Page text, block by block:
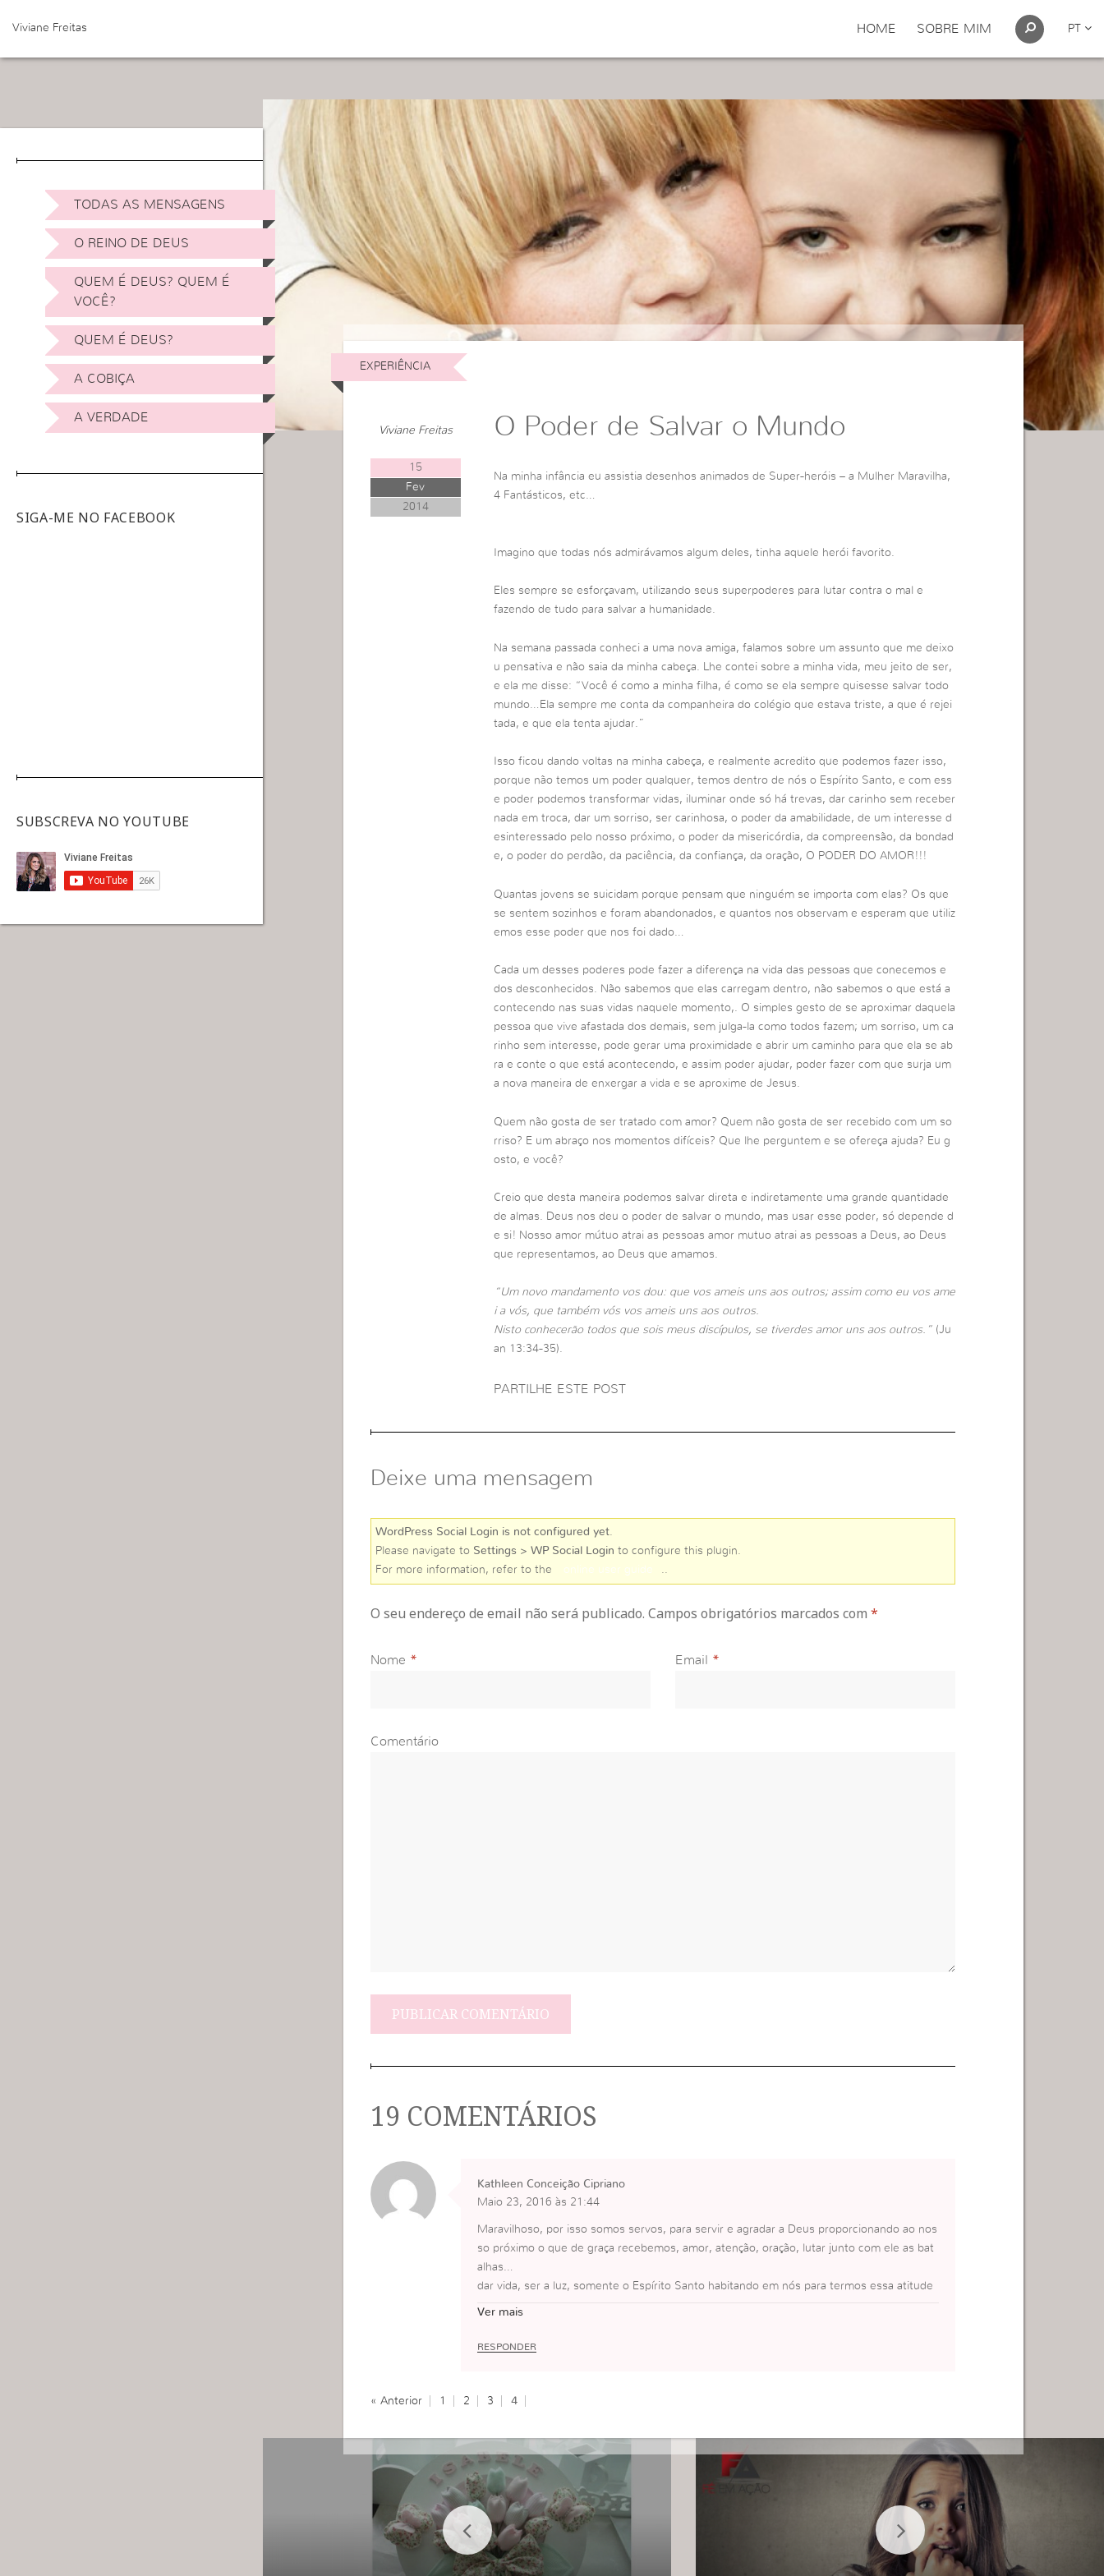
Viviane Freitas HOME SOBRE MIM PT
TODAS AS MENSAGENS
O REINO DE DEUS
QUEM É DEUS? QUEM É
VOCÊ?
QUEM É DEUS?
A COBIÇA
A VERDADE
SIGA-ME NO FACEBOOK
SUBSCREVA NO YOUTUBE
EXPERIÊNCIA
Viviane Freitas
15
Fev
2014
O Poder de Salvar o Mundo
Na minha infância eu assistia desenhos animados de Super-heróis – a Mulher Maravilha,
4 Fantásticos, etc…
Imagino que todas nós admirávamos algum deles, tinha aquele herói favorito.
Eles sempre se esforçavam, utilizando seus superpoderes para lutar contra o mal e
fazendo de tudo para salvar a humanidade.
Na semana passada conheci a uma nova amiga, falamos sobre um assunto que me deixo
u pensativa e não saia da minha cabeça. Lhe contei sobre a minha vida, meu jeito de ser,
e ela me disse: “Você é como a minha filha, é como se ela sempre quisesse salvar todo
mundo…Ela sempre me conta da companheira do colégio que estava triste, a que é rejei
tada, e que ela tenta ajudar.”
Isso ficou dando voltas na minha cabeça, e realmente acredito que podemos fazer isso,
porque não temos um poder qualquer, temos dentro de nós o Espírito Santo, e com ess
e poder podemos transformar vidas, iluminar onde só há trevas, dar carinho sem receber
nada em troca, dar um sorriso, ser carinhosa, o poder da amabilidade, de um interesse d
esinteressado pelo nosso próximo, o poder da misericórdia, da compreensão, da bondad
e, o poder do perdão, da paciência, da confiança, da oração, O PODER DO AMOR!!!
Quantas jovens se suicidam porque pensam que ninguém se importa com elas? Os que
se sentem sozinhos e foram abandonados, e quantos nos observam e esperam que utiliz
emos esse poder que nos foi dado…
Cada um desses poderes pode fazer a diferença na vida das pessoas que conecemos e
dos desconhecidos. Não sabemos que elas carregam dentro, não sabemos o que está a
contecendo nas suas vidas naquele momento,. O simples gesto de se aproximar daquela
pessoa que vive afastada dos demais, sem julga-la como todos fazem; um sorriso, um ca
rinho sem interesse, pode gerar uma proximidade e abrir um caminho para que ela se ab
ra e conte o que está acontecendo, e assim poder ajudar, poder fazer com que surja um
a nova maneira de enxergar a vida e se aproxime de Jesus.
Quem não gosta de ser tratado com amor? Quem não gosta de ser recebido com um so
rriso? E um abraço nos momentos difíceis? Que lhe perguntem e se ofereça ajuda? Eu g
osto, e você?
Creio que desta maneira podemos salvar direta e indiretamente uma grande quantidade
de almas. Deus nos deu o poder de salvar o mundo, mas usar esse poder, só depende d
e si! Nosso amor mútuo atrai as pessoas amor mutuo atrai as pessoas a Deus, ao Deus
que representamos, ao Deus que amamos.
“Um novo mandamento vos dou: que vos ameis uns aos outros; assim como eu vos ame
i a vós, que também vós vos ameis uns aos outros.
Nisto conhecerão todos que sois meus discípulos, se tiverdes amor uns aos outros.”(Ju
an 13:34-35).
PARTILHE ESTE POST
Deixe uma mensagem
WordPress Social Login is not configured yet.
Please navigate to Settings > WP Social Login to configure this plugin.
For more information, refer to the
online user guide
O seu endereço de email não será publicado. Campos obrigatórios marcados com *
Nome * Email *
Comentário
19 COMENTÁRIOS
Kathleen Conceição Cipriano
Maio 23, 2016 às 21:44
Maravilhoso, por isso somos servos, para servir e agradar a Deus proporcionando ao nos
so próximo o que de graça recebemos, amor, atenção, oração, lutar junto com ele as bat
alhas…
dar vida, ser a luz, somente o Espírito Santo habitando em nós para termos essa atitude
de super herói. Nosso dever é resgatar o aflito.
Ver mais
RESPONDER
« Anterior 1 2 3 4